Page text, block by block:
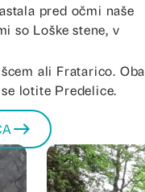
pred očmi naše
so Loške stene, v
ali Fratarico. Oba
lotite Predelice.